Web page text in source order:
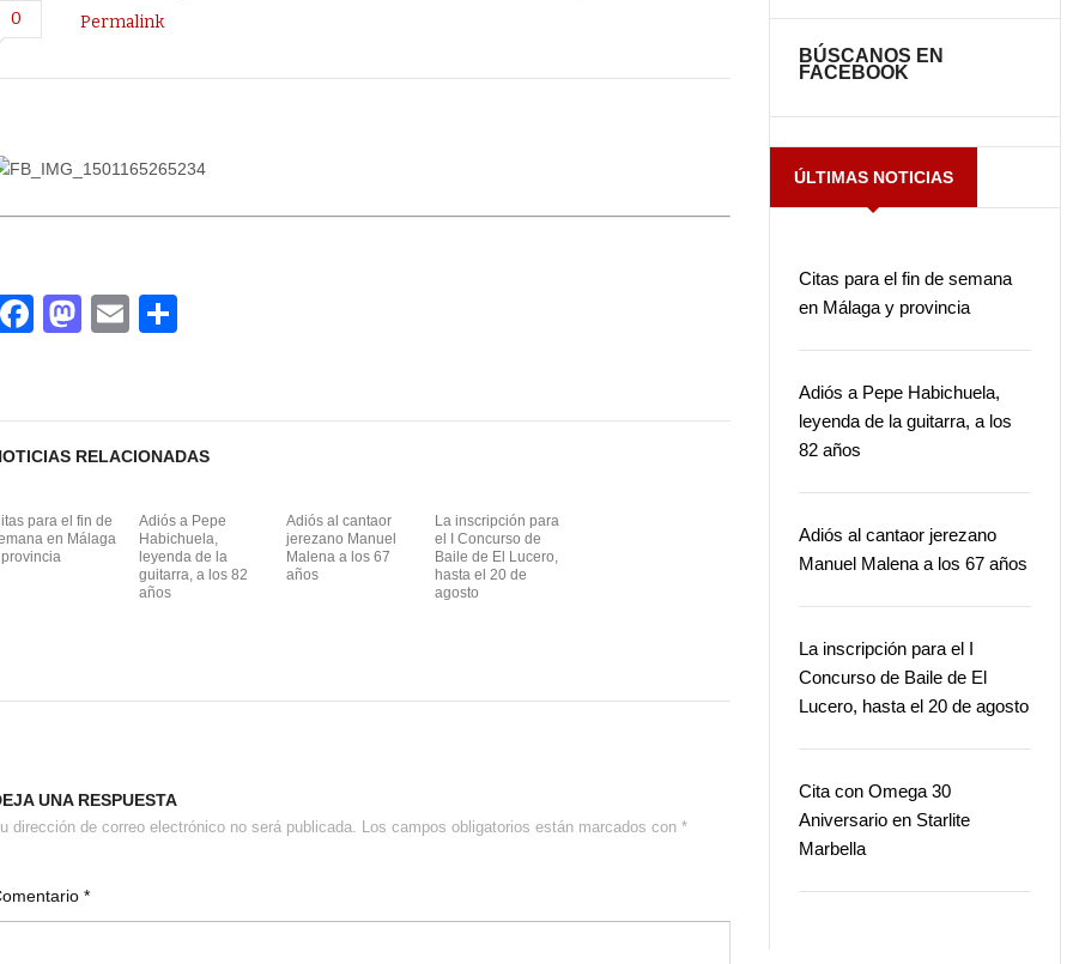
0
Permalink
F
e
b
o
M
o
d
o
n
E
p
ar
tir
RELACIONADAS
para el fin de
en Málaga
Adiós a Pepe
Habichuela,
leyenda de la
guitarra, a los 82
años
Adiós al cantaor
jerezano Manuel
Malena a los 67
años
La inscripción para
el I Concurso de
Baile de El Lucero,
hasta el 20 de
agosto
UNA RESPUESTA
dirección de correo electrónico no será publicada. Los campos obligatorios están marcados con*
*
BÚSCANOS EN
FACEBOOK
ÚLTIMAS NOTICIAS
Citas para el fin de semana
en Málaga y provincia
Adiós a Pepe Habichuela,
leyenda de la guitarra, a los
82 años
Adiós al cantaor jerezano
Manuel Malena a los 67 años
La inscripción para el I
Concurso de Baile de El
Lucero, hasta el 20 de agosto
Cita con Omega 30
Aniversario en Starlite
Marbella